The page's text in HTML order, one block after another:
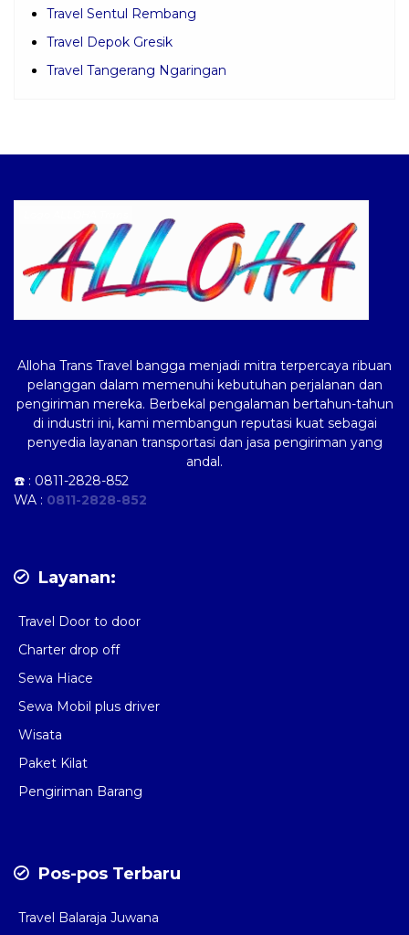
Travel Sentul Rembang
Travel Depok Gresik
Travel Tangerang Ngaringan
Alloha Trans Travel bangga menjadi mitra terpercaya ribuan
pelanggan dalam memenuhi kebutuhan perjalanan dan
pengiriman mereka. Berbekal pengalaman bertahun-tahun
di industri ini, kami membangun reputasi kuat sebagai
penyedia layanan transportasi dan jasa pengiriman yang
andal.
☎️ : 0811-2828-852
WA : 0811-2828-852
Layanan:
Travel Door to door
Charter drop off
Sewa Hiace
Sewa Mobil plus driver
Wisata
Paket Kilat
Pengiriman Barang
Pos-pos Terbaru
Travel Balaraja Juwana